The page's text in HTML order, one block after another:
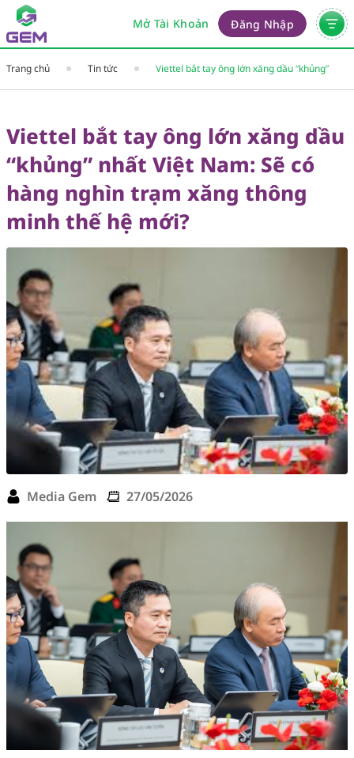
Mở Tài Khoản Đăng Nhập
Trang chủ Tin tức
Viettel bắt tay ông lớn xăng dầu “khủng”
thông minh thế hệ mới?
Viettel bắt tay ông lớn xăng dầu
“khủng” nhất Việt Nam: Sẽ có
hàng nghìn trạm xăng thông
minh thế hệ mới?
Media Gem 27/05/2026